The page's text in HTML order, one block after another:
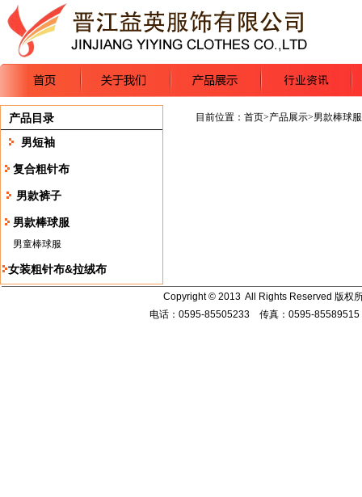
产品目录
男短袖
复合粗针布
男款裤子
男款棒球服
男童棒球服
女装粗针布&拉绒布
目前位置： 首页>产品展示>男款棒球服
Copyright © 2013 All Rights Reserved 版权
电话：0595-85505233 传真：0595-